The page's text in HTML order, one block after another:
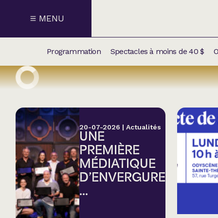
MENU
NOS
Humour
Programmation Spectacles à moins de 40 $
20-07-2026 | Actualités
UNE
PREMIÈRE
MÉDIATIQUE
D’ENVERGURE
...